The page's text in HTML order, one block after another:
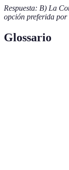
Respuesta: B) La
opción preferida por
Glossario